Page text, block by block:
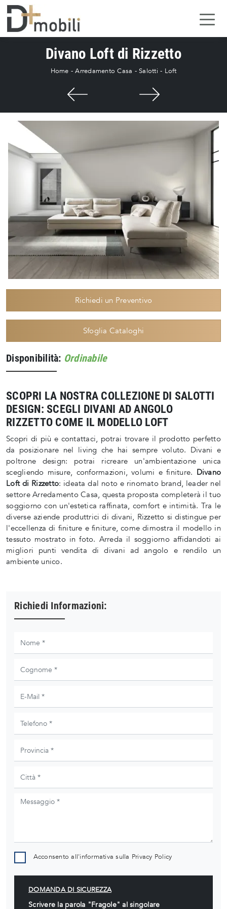
Divano Loft di Rizzetto
Home -Arredamento Casa - Salotti - Loft
Richiedi un Preventivo
Sfoglia Cataloghi
Disponibilità: Ordinabile
SCOPRI LA NOSTRA COLLEZIONE DI SALOTTI
DESIGN: SCEGLI DIVANI AD ANGOLO
RIZZETTO COME IL MODELLO LOFT
Scopri di più e contattaci, potrai trovare il prodotto perfetto
da posizionare nel living che hai sempre voluto. Divani e
poltrone design: potrai ricreare un'ambientazione unica
scegliendo misure, conformazioni, volumi e finiture. Divano
Loft di Rizzetto: ideata dal noto e rinomato brand, leader nel
settore Arredamento Casa, questa proposta completerà il tuo
soggiorno con un'estetica raffinata, comfort e intimità. Tra le
diverse aziende produttrici di divani, Rizzetto si distingue per
l'eccellenza di finiture e finiture, come dimostra il modello in
tessuto mostrato in foto. Arreda il soggiorno affidandoti ai
migliori punti vendita di divani ad angolo e rendilo un
ambiente unico.
Richiedi Informazioni:
Acconsento all'informativa sulla Privacy Policy
DOMANDA DI SICUREZZA
Scrivere la parola "Fragole" al singolare